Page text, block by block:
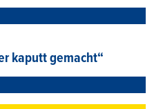
kaputt gemacht“